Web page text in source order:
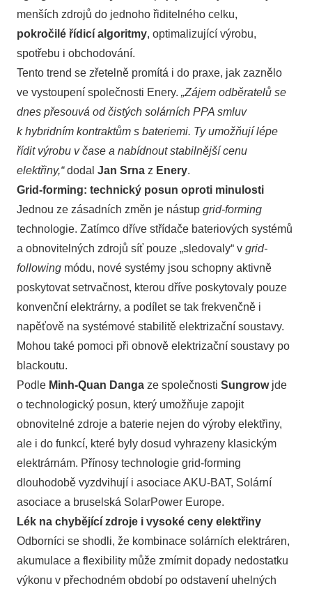
menších zdrojů do jednoho řiditelného celku,
pokročilé řídicí algoritmy, optimalizující výrobu,
spotřebu i obchodování.
Tento trend se zřetelně promítá i do praxe, jak zaznělo
ve vystoupení společnosti Enery. „Zájem odběratelů se
dnes přesouvá od čistých solárních PPA smluv
k hybridním kontraktům s bateriemi. Ty umožňují lépe
řídit výrobu v čase a nabídnout stabilnější cenu
elektřiny,“dodal Jan Srna z Enery.
Grid-forming: technický posun oproti minulosti
Jednou ze zásadních změn je nástup grid-forming
technologie. Zatímco dříve střídače bateriových systémů
a obnovitelných zdrojů síť pouze „sledovaly“ v grid-
following módu, nové systémy jsou schopny aktivně
poskytovat setrvačnost, kterou dříve poskytovaly pouze
konvenční elektrárny, a podílet se tak frekvenčně i
napěťově na systémové stabilitě elektrizační soustavy.
Mohou také pomoci při obnově elektrizační soustavy po
blackoutu.
Podle Minh-Quan Danga ze společnosti Sungrow jde
o technologický posun, který umožňuje zapojit
obnovitelné zdroje a baterie nejen do výroby elektřiny,
ale i do funkcí, které byly dosud vyhrazeny klasickým
elektrárnám. Přínosy technologie grid-forming
dlouhodobě vyzdvihují i asociace AKU-BAT, Solární
asociace a bruselská SolarPower Europe.
Lék na chybějící zdroje i vysoké ceny elektřiny
Odborníci se shodli, že kombinace solárních elektráren,
akumulace a flexibility může zmírnit dopady nedostatku
výkonu v přechodném období po odstavení uhelných